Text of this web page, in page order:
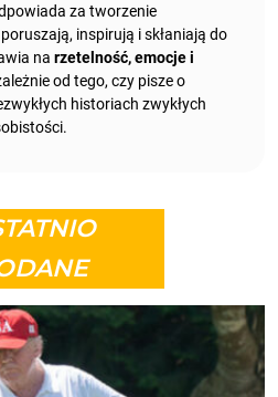
za tworzenie
inspirują i skłaniają do
na rzetelność, emocje i
od tego, czy pisze o
historiach zwykłych